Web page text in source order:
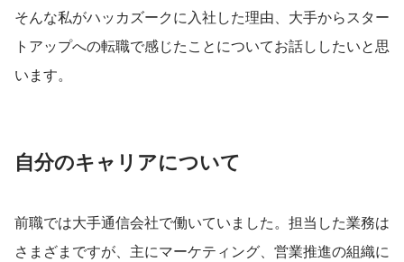
そんな私がハッカズークに入社した理由、大手からスター
トアップへの転職で感じたことについてお話ししたいと思
います。
自分のキャリアについて
前職では大手通信会社で働いていました。担当した業務は
さまざまですが、主にマーケティング、営業推進の組織に